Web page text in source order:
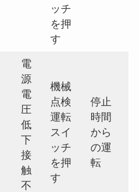
ッチ
を押
す
電
源
電
圧
低
下
接
触
不
機械
点検
運転
スイ
ッチ
を押
す
停止
時間
から
の運
転